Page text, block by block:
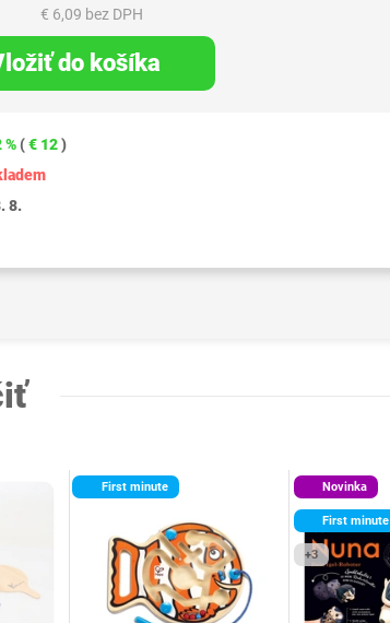
€ 6,09 bez DPH
do košíka
% (€ 12)
8.
First minute Novinka
First minute
+3